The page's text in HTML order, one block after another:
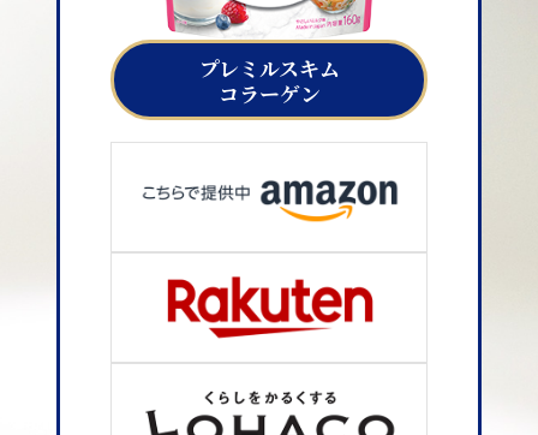
プレミルスキム
コラーゲン